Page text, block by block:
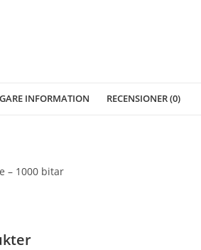
INFORMATION RECENSIONER (0)
– 1000 bitar